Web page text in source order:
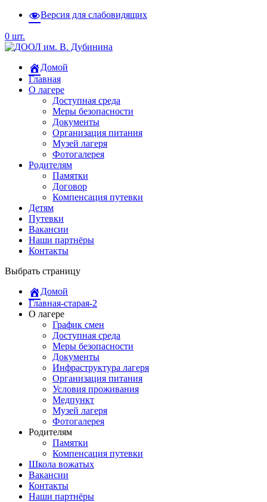
Версия для слабовидящих
0 шт.
Домой
Главная
О лагере
Доступная среда
Меры безопасности
Документы
Организация питания
Музей лагеря
Фотогалерея
Родителям
Памятки
Договор
Компенсация путевки
Детям
Путевки
Вакансии
Наши партнёры
Контакты
Выбрать страницу
Домой
Главная-старая-2
О лагере
График смен
Доступная среда
Меры безопасности
Документы
Инфраструктура лагеря
Организация питания
Условия проживания
Медпункт
Музей лагеря
Фотогалерея
Родителям
Памятки
Компенсация путевки
Школа вожатых
Вакансии
Контакты
Наши партнёры